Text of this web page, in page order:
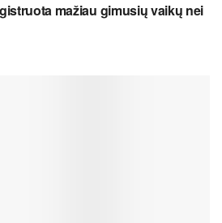
mažiau gimusių vaikų nei